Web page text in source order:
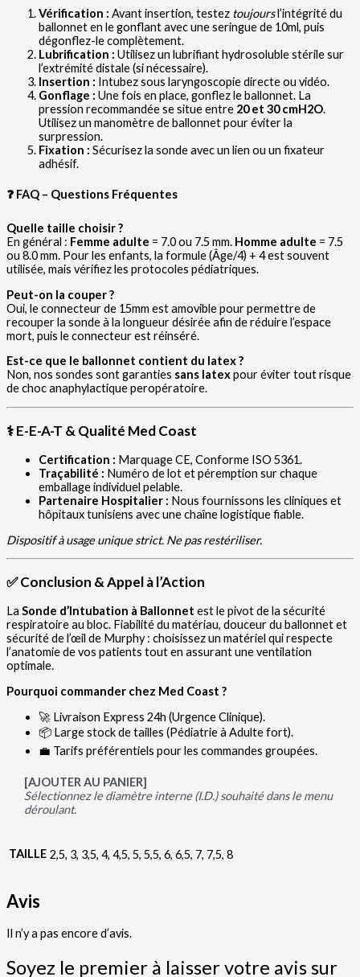
Vérification : Avant insertion, testez toujoursl’intégrité du
ballonnet en le gonflant avec une seringue de 10ml, puis
dégonflez-le complètement.
Lubrification : Utilisez un lubrifiant hydrosoluble stérile sur
l’extrémité distale (si nécessaire).
Insertion : Intubez sous laryngoscopie directe ou vidéo.
Gonflage : Une fois en place, gonflez le ballonnet. La
pression recommandée se situe entre 20 et 30 cmH2O.
Utilisez un manomètre de ballonnet pour éviter la
surpression.
Fixation : Sécurisez la sonde avec un lien ou un fixateur
adhésif.
❓ FAQ – Questions Fréquentes
Quelle taille choisir ?
En général : Femme adulte = 7.0 ou 7.5 mm. Homme adulte = 7.5
ou 8.0 mm. Pour les enfants, la formule (Âge/4) + 4 est souvent
utilisée, mais vérifiez les protocoles pédiatriques.
Peut-on la couper ?
Oui, le connecteur de 15mm est amovible pour permettre de
recouper la sonde à la longueur désirée afin de réduire l’espace
mort, puis le connecteur est réinséré.
Est-ce que le ballonnet contient du latex ?
Non, nos sondes sont garanties sans latexpour éviter tout risque
de choc anaphylactique peropératoire.
⚕️ E-E-A-T & Qualité Med Coast
Certification : Marquage CE, Conforme ISO 5361.
Traçabilité : Numéro de lot et péremption sur chaque
emballage individuel pelable.
Partenaire Hospitalier : Nous fournissons les cliniques et
hôpitaux tunisiens avec une chaîne logistique fiable.
Dispositif à usage unique strict. Ne pas restériliser.
✅ Conclusion & Appel à l’Action
La Sonde d’Intubation à Ballonnet est le pivot de la sécurité
respiratoire au bloc. Fiabilité du matériau, douceur du ballonnet et
sécurité de l’œil de Murphy : choisissez un matériel qui respecte
l’anatomie de vos patients tout en assurant une ventilation
optimale.
Pourquoi commander chez Med Coast ?
🚀 Livraison Express 24h (Urgence Clinique).
📦 Large stock de tailles (Pédiatrie à Adulte fort).
💼 Tarifs préférentiels pour les commandes groupées.
[AJOUTER AU PANIER]
Sélectionnez le diamètre interne (I.D.) souhaité dans le menu
déroulant.
TAILLE 2,5, 3, 3,5, 4, 4,5, 5, 5,5, 6, 6,5, 7, 7,5, 8
Avis
Il n’y a pas encore d’avis.
Soyez le premier à laisser votre avis sur